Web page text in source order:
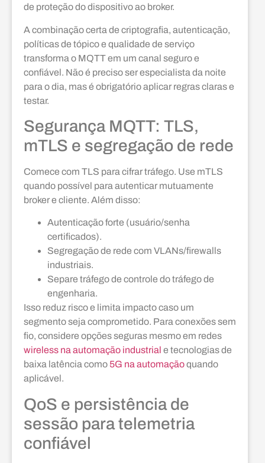
de proteção do dispositivo ao broker.
A combinação certa de criptografia, autenticação,
políticas de tópico e qualidade de serviço
transforma o MQTT em um canal seguro e
confiável. Não é preciso ser especialista da noite
para o dia, mas é obrigatório aplicar regras claras e
testar.
Segurança MQTT: TLS,
mTLS e segregação de rede
Comece com TLS para cifrar tráfego. Use mTLS
quando possível para autenticar mutuamente
broker e cliente. Além disso:
Autenticação forte (usuário/senha
certificados).
Segregação de rede com VLANs/firewalls
industriais.
Separe tráfego de controle do tráfego de
engenharia.
Isso reduz risco e limita impacto caso um
segmento seja comprometido. Para conexões sem
fio, considere opções seguras mesmo em redes
wireless na automação industrial e tecnologias de
baixa latência como 5G na automaçãoquando
aplicável.
QoS e persistência de
sessão para telemetria
confiável